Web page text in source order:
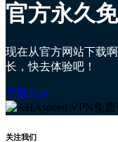
官方永久
现在从官方网站下载
长，快去体验吧！
下载App
关注我们